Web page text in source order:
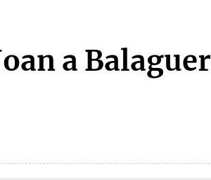
a Balaguer